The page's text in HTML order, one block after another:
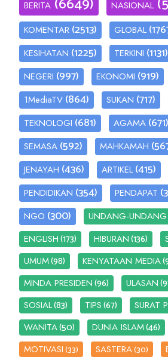
BERITA NASIONAL
KOMENTAR (2513) GLOBAL
KESIHATAN (1225) TERKINI (1131)
NEGERI (997) EKONOMI (919)
1MediaTV (864) SUKAN (717)
TEKNOLOGI (681) AGAMA (671)
SEMASA (592) MAHKAMAH
JENAYAH (436) ARTIKEL (415)
PENDIDIKAN (354) PENDAPAT
NGO (300) UNDANG-UNDANG
ENGLISH(173) HIBURAN(136)
UMUM(98) KENYATAAN MEDIA
MINDA PRESIDEN(96) ULASAN
SOSIAL(83) TIPS(67) SURAT
WANITA(50) DUNIA ISLAM(46)
MOTIVASI(33) SASTERA(30)